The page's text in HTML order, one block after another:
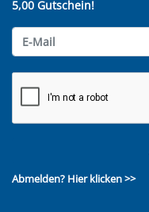
5,00 Gutschein!
Abmelden? Hier klicken >>